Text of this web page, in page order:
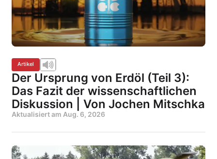
Artikel
Der Ursprung von Erdöl (Teil 3):
Das Fazit der wissenschaftlichen
Diskussion | Von Jochen Mitschka
Aktualisiert am Aug. 6, 2026